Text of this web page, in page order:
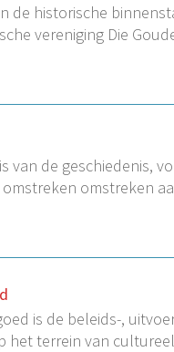
de historische
vereniging Die
van de geschiedenis,
omstreken
is de beleids-,
het terrein van